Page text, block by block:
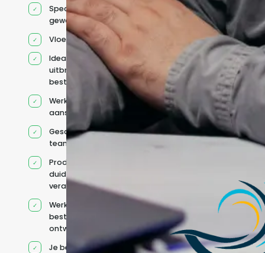
Specifiek voor jou
geworven profiel
Vloeiend Engels
Ideaal voor het
uitbreiden van
bestaande capaciteit
Werkt onder jouw
aansturing
Geschikt voor hybride
teams
Productcontext en
duidelijke
verantwoordelijkheden
Werkt binnen jouw
bestaande
ontwikkelteam
Je behoudt jouw